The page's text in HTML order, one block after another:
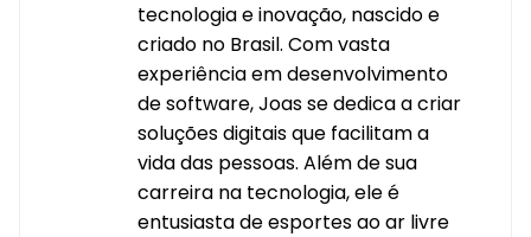
tecnologia e inovação, nascido e
criado no Brasil. Com vasta
experiência em desenvolvimento
de software, Joas se dedica a criar
soluções digitais que facilitam a
vida das pessoas. Além de sua
carreira na tecnologia, ele é
entusiasta de esportes ao ar livre